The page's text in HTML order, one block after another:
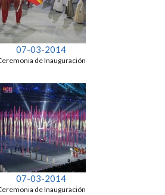
07-03-2014
de Inauguración
07-03-2014
de Inauguración